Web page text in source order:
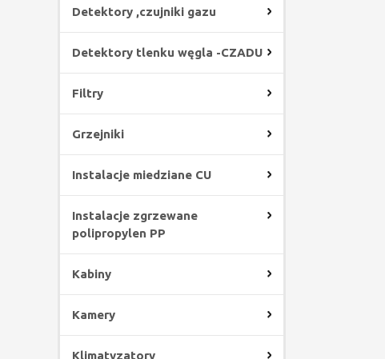
Detektory ,czujniki gazu
Detektory tlenku węgla -CZADU
Filtry
Grzejniki
Instalacje miedziane CU
Instalacje zgrzewane
polipropylen PP
Kabiny
Kamery
Klimatyzatory